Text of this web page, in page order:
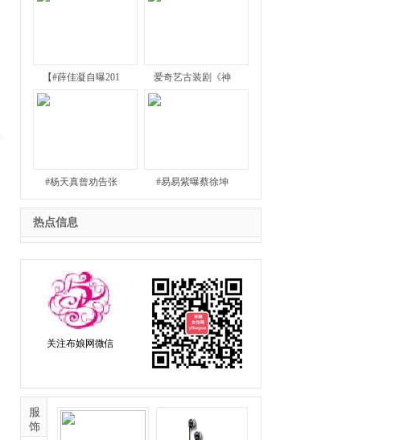
【#薛佳凝自曝201 爱奇艺古装剧《神
#杨天真曾劝告张 #易易紫曝蔡徐坤
热点信息
关注布娘网微信
服
饰